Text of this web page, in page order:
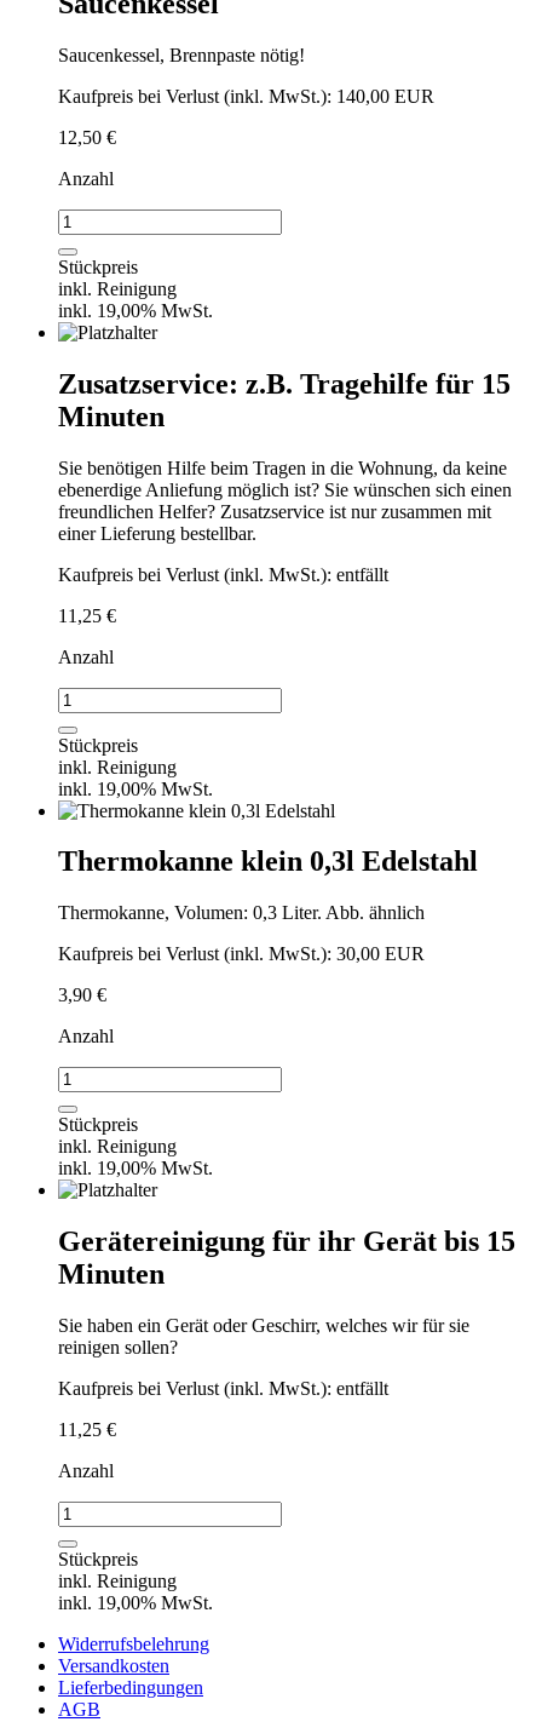
Saucenkessel, Brennpaste nötig!
Kaufpreis bei Verlust (inkl. MwSt.): 140,00 EUR
12,50 €
Anzahl
Saucenkessel
Menge
Stückpreis
inkl. Reinigung
inkl. 19,00% MwSt.
Zusatzservice: z.B. Tragehilfe für 15
Minuten
Sie benötigen Hilfe beim Tragen in die Wohnung, da keine
ebenerdige Anliefung möglich ist? Sie wünschen sich einen
freundlichen Helfer? Zusatzservice ist nur zusammen mit
einer Lieferung bestellbar.
Kaufpreis bei Verlust (inkl. MwSt.): entfällt
11,25 €
Anzahl
Zusatzservice:
z.B.
Tragehilfe
für
15
Minuten
Stückpreis
inkl. Reinigung
inkl. 19,00% MwSt.
Thermokanne klein 0,3l Edelstahl
Thermokanne, Volumen: 0,3 Liter. Abb. ähnlich
Kaufpreis bei Verlust (inkl. MwSt.): 30,00 EUR
3,90 €
Anzahl
Thermokanne
klein
0,3l
Edelstahl
Menge
Stückpreis
inkl. Reinigung
inkl. 19,00% MwSt.
Gerätereinigung für ihr Gerät bis 15
Minuten
Sie haben ein Gerät oder Geschirr, welches wir für sie
reinigen sollen?
Kaufpreis bei Verlust (inkl. MwSt.): entfällt
11,25 €
Anzahl
Gerätereinigung
für
ihr
Gerät
bis
Minuten
Menge
Stückpreis
inkl. Reinigung
inkl. 19,00% MwSt.
Widerrufsbelehrung
Versandkosten
Lieferbedingungen
AGB